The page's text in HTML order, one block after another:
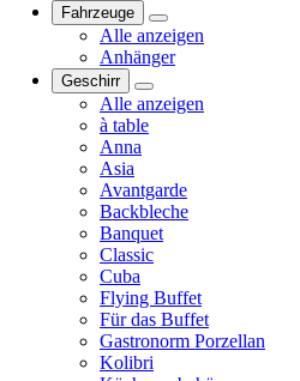
Fahrzeuge
Alle anzeigen
Anhänger
Geschirr
Alle anzeigen
à table
Anna
Asia
Avantgarde
Backbleche
Banquet
Classic
Cuba
Flying Buffet
Für das Buffet
Gastronorm Porzellan
Kolibri